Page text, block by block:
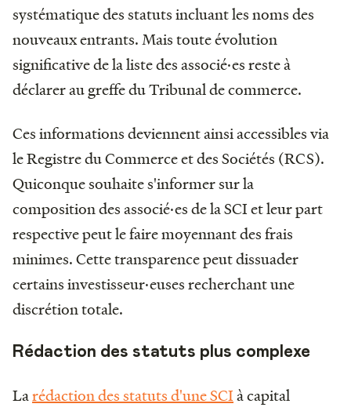
systématique des statuts incluant les noms des
nouveaux entrants. Mais toute évolution
significative de la liste des associé·es reste à
déclarer au greffe du Tribunal de commerce.
Ces informations deviennent ainsi accessibles via
le Registre du Commerce et des Sociétés (RCS).
Quiconque souhaite s'informer sur la
composition des associé·es de la SCI et leur part
respective peut le faire moyennant des frais
minimes. Cette transparence peut dissuader
certains investisseur·euses recherchant une
discrétion totale.
Rédaction des statuts plus complexe
Larédaction des statuts d'une SCIà capital